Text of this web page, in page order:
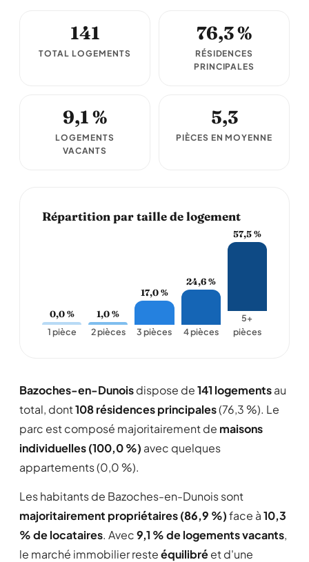
141
TOTAL LOGEMENTS
76,3 %
RÉSIDENCES
PRINCIPALES
9,1 %
LOGEMENTS
VACANTS
5,3
PIÈCES EN MOYENNE
Répartition par taille de logement
0,0 %
1 pièce
1,0 %
2 pièces
17,0 %
3 pièces
24,6 %
4 pièces
57,5 %
5+
pièces
Bazoches-en-Dunoisdispose de141 logementsau
total, dont108 résidences principales(76,3 %). Le
parc est composé majoritairement de maisons
individuelles (100,0 %) avec quelques
appartements (0,0 %).
Les habitants de Bazoches-en-Dunois sont
majoritairement propriétaires (86,9 %)face à10,3
% de locataires. Avec9,1 % de logements vacants,
le marché immobilier resteéquilibréet d'une